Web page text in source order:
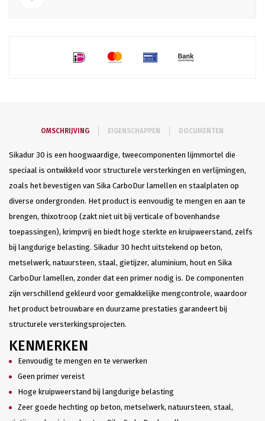
OMSCHRIJVING EIGENSCHAPPEN DOCUMENTEN
Sikadur 30 is een hoogwaardige, tweecomponenten lijmmortel die
speciaal is ontwikkeld voor structurele versterkingen en verlijmingen,
zoals het bevestigen van Sika CarboDur lamellen en staalplaten op
diverse ondergronden. Het product is eenvoudig te mengen en aan te
brengen, thixotroop (zakt niet uit bij verticale of bovenhandse
toepassingen), krimpvrij en biedt hoge sterkte en kruipweerstand, zelfs
bij langdurige belasting. Sikadur 30 hecht uitstekend op beton,
metselwerk, natuursteen, staal, gietijzer, aluminium, hout en Sika
CarboDur lamellen, zonder dat een primer nodig is. De componenten
zijn verschillend gekleurd voor gemakkelijke mengcontrole, waardoor
het product betrouwbare en duurzame prestaties garandeert bij
structurele versterkingsprojecten.
KENMERKEN
Eenvoudig te mengen en te verwerken
Geen primer vereist
Hoge kruipweerstand bij langdurige belasting
Zeer goede hechting op beton, metselwerk, natuursteen, staal,